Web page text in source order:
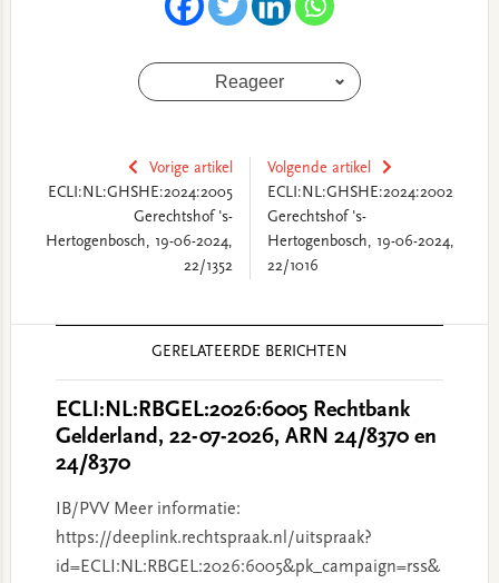
Reageer
Vorige artikel
ECLI:NL:GHSHE:2024:2005
Gerechtshof 's-
Hertogenbosch, 19-06-2024,
22/1352
Volgende artikel
ECLI:NL:GHSHE:2024:2002
Gerechtshof 's-
Hertogenbosch, 19-06-2024,
22/1016
GERELATEERDE BERICHTEN
ECLI:NL:RBGEL:2026:6005 Rechtbank
Gelderland, 22-07-2026, ARN 24/8370 en
24/8370
IB/PVV Meer informatie:
https://deeplink.rechtspraak.nl/uitspraak?
id=ECLI:NL:RBGEL:2026:6005&pk_campaign=rss&